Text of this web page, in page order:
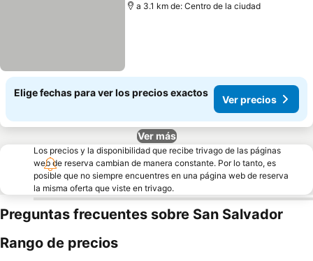
a 3.1 km de: Centro de la ciudad
Elige fechas para ver los precios exactos
Ver precios
Ver más
Los precios y la disponibilidad que recibe trivago de las páginas
web de reserva cambian de manera constante. Por lo tanto, es
posible que no siempre encuentres en una página web de reserva
la misma oferta que viste en trivago.
Preguntas frecuentes sobre San Salvador
Rango de precios